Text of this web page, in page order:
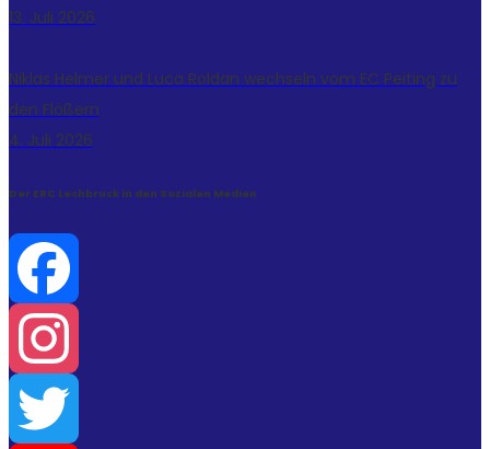
13. Juli 2026
Niklas Helmer und Luca Roldan wechseln vom EC Peiting zu
den Flößern
4. Juli 2026
Der ERC Lechbruck in den Sozialen Medien
Facebook
Instagram